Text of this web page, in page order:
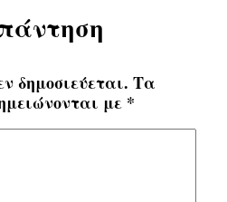
δημοσιεύεται. Τα
με *